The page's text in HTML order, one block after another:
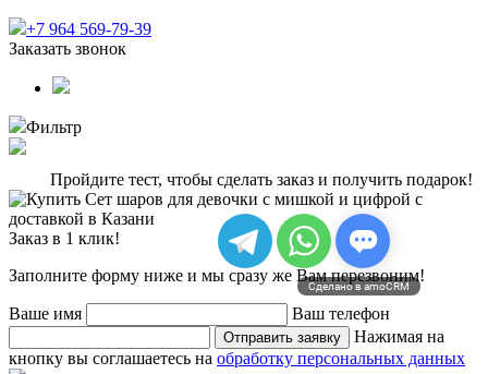
+7 964 569-79-39
Заказать звонок
Фильтр
Пройдите тест, чтобы сделать заказ и получить подарок!
Заказ в 1 клик!
Заполните форму ниже и мы сразу же Вам перезвоним!
Ваше имя Ваш телефон
Отправить заявку
Нажимая на
кнопку вы соглашаетесь на обработку персональных данных
Сделано в amoCRM